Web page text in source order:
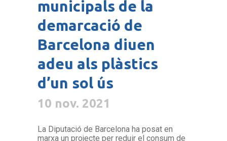
municipals de la
demarcació de
Barcelona diuen
adeu als plàstics
d’un sol ús
10 nov. 2021
La Diputació de Barcelona ha posat en
marxa un projecte per reduir el consum de